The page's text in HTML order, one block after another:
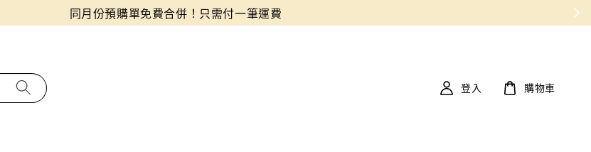
同月份預購單免費合併！只需付一筆運費
登入 購物車